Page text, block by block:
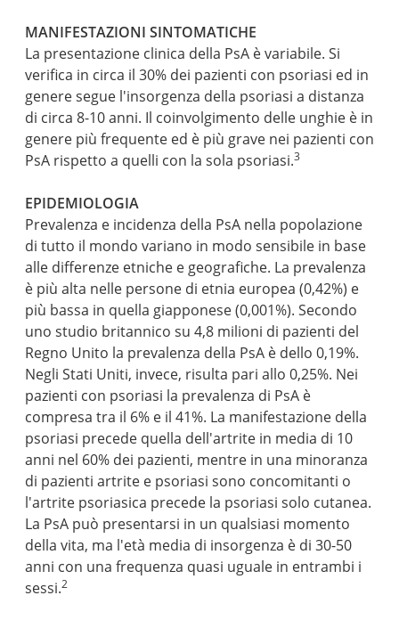
MANIFESTAZIONI SINTOMATICHE
La presentazione clinica della PsA è variabile. Si
verifica in circa il 30% dei pazienti con psoriasi ed in
genere segue l'insorgenza della psoriasi a distanza
di circa 8-10 anni. Il coinvolgimento delle unghie è in
genere più frequente ed è più grave nei pazienti con
PsA rispetto a quelli con la sola psoriasi.3
EPIDEMIOLOGIA
Prevalenza e incidenza della PsA nella popolazione
di tutto il mondo variano in modo sensibile in base
alle differenze etniche e geografiche. La prevalenza
è più alta nelle persone di etnia europea (0,42%) e
più bassa in quella giapponese (0,001%). Secondo
uno studio britannico su 4,8 milioni di pazienti del
Regno Unito la prevalenza della PsA è dello 0,19%.
Negli Stati Uniti, invece, risulta pari allo 0,25%. Nei
pazienti con psoriasi la prevalenza di PsA è
compresa tra il 6% e il 41%. La manifestazione della
psoriasi precede quella dell'artrite in media di 10
anni nel 60% dei pazienti, mentre in una minoranza
di pazienti artrite e psoriasi sono concomitanti o
l'artrite psoriasica precede la psoriasi solo cutanea.
La PsA può presentarsi in un qualsiasi momento
della vita, ma l'età media di insorgenza è di 30-50
anni con una frequenza quasi uguale in entrambi i
sessi.2